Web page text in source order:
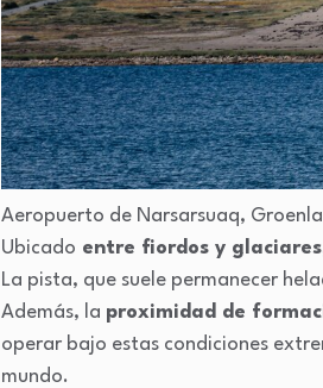
Aeropuerto de Narsarsuaq,
Ubicado entre fiordos y
La pista, que suele permanecer
Además, la proximidad de
operar bajo estas condiciones
mundo.